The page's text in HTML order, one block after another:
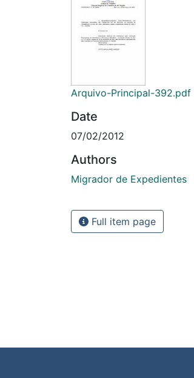
Arquivo-Principal-392.pdf
Date
07/02/2012
Authors
Migrador de Expedientes
Full item page